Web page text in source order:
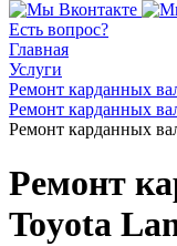
Есть вопрос?
Главная
Услуги
Ремонт карданных
Ремонт карданных
Ремонт карданных
Ремонт
Toyota